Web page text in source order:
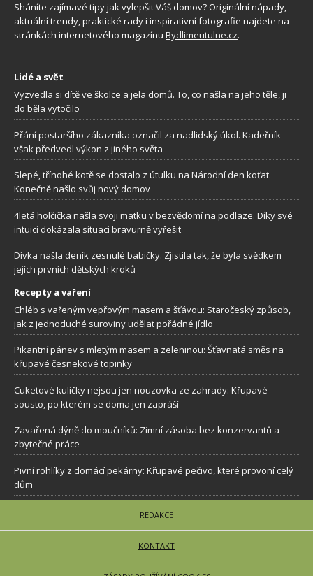
Sháníte zajímavé tipy jak vylepšit Váš domov? Originální nápady,
aktuální trendy, praktické rady i inspirativní fotografie najdete na
stránkách internetového magazínu Bydlimeutulne.cz.
Lidé a svět
Vyzvedla si dítě ve školce a jela domů. To, co našla na jeho těle, ji
do běla vytočilo
Přání postaršího zákazníka označil za nadlidský úkol. Kadeřník
však předvedl výkon z jiného světa
Slepé, třínohé kotě se dostalo z útulku na Národní den koťat.
Konečně našlo svůj nový domov
4letá holčička našla svoji matku v bezvědomí na podlaze. Díky své
intuici dokázala situaci bravurně vyřešit
Dívka našla deník zesnulé babičky. Zjistila tak, že byla svědkem
jejích prvních dětských kroků
Recepty a vaření
Chléb s vařeným vepřovým masem a šťávou: Staročeský způsob,
jak z jednoduché suroviny udělat pořádné jídlo
Pikantní pánev s mletým masem a zeleninou: Šťavnatá směs na
křupavé česnekové topinky
Cuketové kuličky nejsou jen nouzovka ze zahrady: Křupavé
sousto, po kterém se doma jen zapráší
Zavařená dýně do moučníků: Zimní zásoba bez konzervantů a
zbytečné práce
Pivní rohlíky z domácí pekárny: Křupavé pečivo, které provoní celý
dům
REDAKCE
KONTAKT